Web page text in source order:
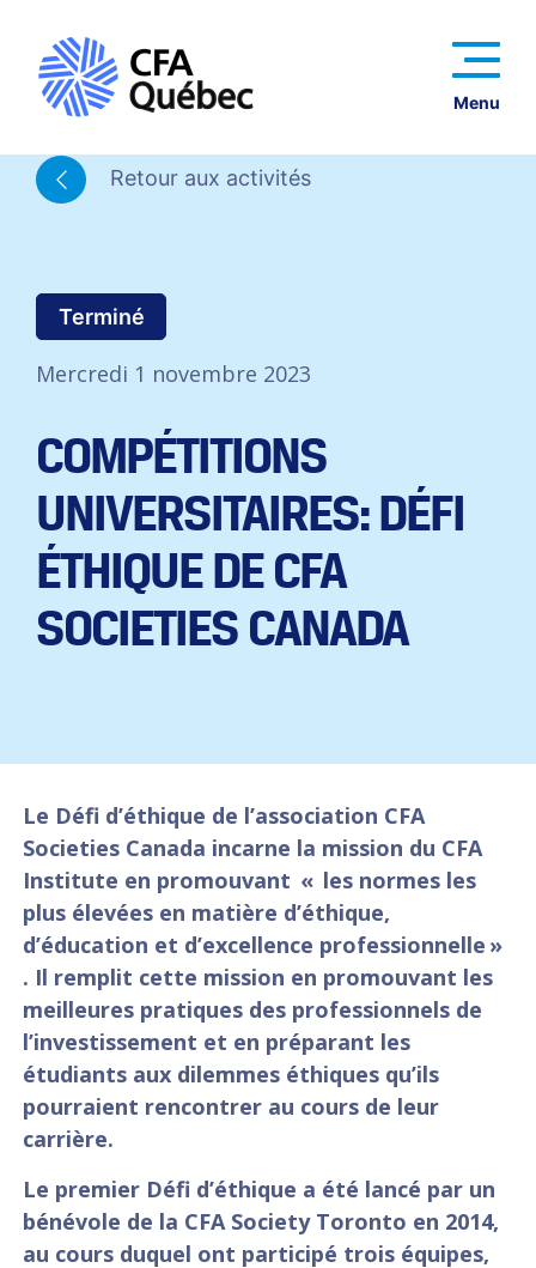
Menu
Retour aux activités
Terminé
Mercredi 1 novembre 2023
COMPÉTITIONS
UNIVERSITAIRES: DÉFI
ÉTHIQUE DE CFA
SOCIETIES CANADA
Le Défi d’éthique de l’association CFA
Societies Canada incarne la mission du CFA
Institute en promouvant « les normes les
plus élevées en matière d’éthique,
d’éducation et d’excellence professionnelle »
. Il remplit cette mission en promouvant les
meilleures pratiques des professionnels de
l’investissement et en préparant les
étudiants aux dilemmes éthiques qu’ils
pourraient rencontrer au cours de leur
carrière.
Le premier Défi d’éthique a été lancé par un
bénévole de la CFA Society Toronto en 2014,
au cours duquel ont participé trois équipes,